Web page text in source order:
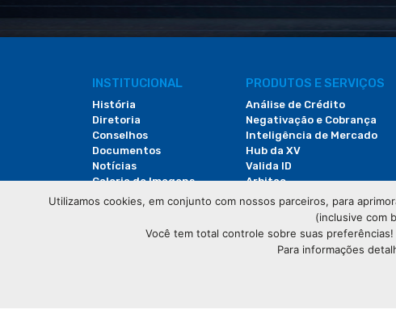
INSTITUCIONAL
História
Diretoria
Conselhos
Documentos
Notícias
Galeria de Imagens
Revista do Comércio
PRODUTOS E SERVIÇOS
Análise de Crédito
Negativação e Cobrança
Inteligência de Mercado
Hub da XV
Valida ID
Arbitac
Locação de Espaços
Utilizamos cookies, em conjunto com nossos parceiros, para
(inclusive com
Você tem total controle sobre suas
Para informações